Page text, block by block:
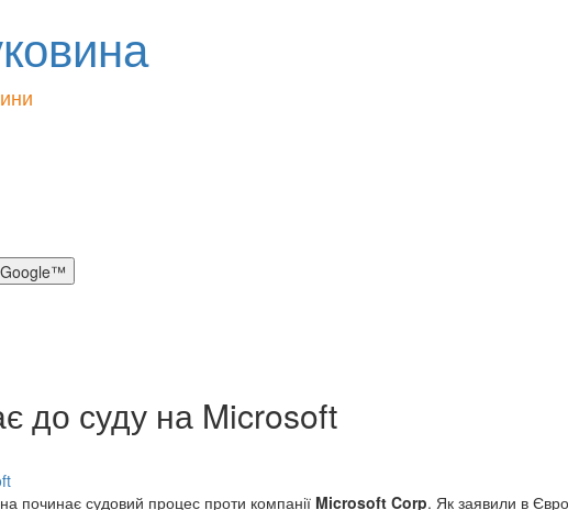
до суду на Microsoft
починає судовий процес проти компанії Microsoft Corp. Як заявили в